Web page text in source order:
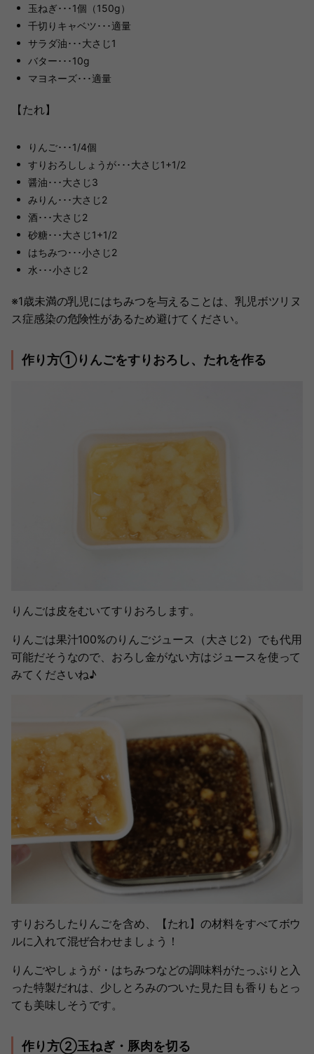
玉ねぎ･･･1個（150g）
千切りキャベツ･･･適量
サラダ油･･･大さじ1
バター･･･10g
マヨネーズ･･･適量
【たれ】
りんご･･･1/4個
すりおろししょうが･･･大さじ1+1/2
醤油･･･大さじ3
みりん･･･大さじ2
酒･･･大さじ2
砂糖･･･大さじ1+1/2
はちみつ･･･小さじ2
水･･･小さじ2
※1歳未満の乳児にはちみつを与えることは、乳児ボツリヌ
ス症感染の危険性があるため避けてください。
作り方①りんごをすりおろし、たれを作る
りんごは皮をむいてすりおろします。
りんごは果汁100%のりんごジュース（大さじ2）でも代用
可能だそうなので、おろし金がない方はジュースを使って
みてくださいね♪
すりおろしたりんごを含め、【たれ】の材料をすべてボウ
ルに入れて混ぜ合わせましょう！
りんごやしょうが・はちみつなどの調味料がたっぷりと入
った特製だれは、少しとろみのついた見た目も香りもとっ
ても美味しそうです。
作り方②玉ねぎ・豚肉を切る